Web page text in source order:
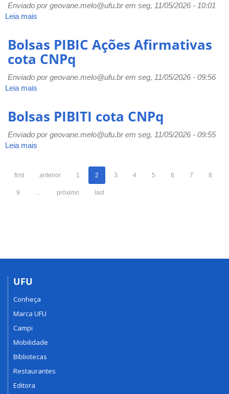
CNPq
Enviado porgeovane.melo@ufu.brem seg, 11/05/2026 - 10:01
Leia mais
JR
cota
Bolsas PIBIC Ações Afirmativas
cota CNPq
Enviado porgeovane.melo@ufu.brem seg, 11/05/2026 - 09:56
Leia mais
Ações
cota
Bolsas PIBITI cota CNPq
Enviado porgeovane.melo@ufu.brem seg, 11/05/2026 - 09:55
Leia mais
cota
first anterior 1 2 3 4 5 6 7 8
9 … próximo last
UFU
Conheça
Marca UFU
Campi
Mobilidade
Bibliotecas
Restaurantes
Editora